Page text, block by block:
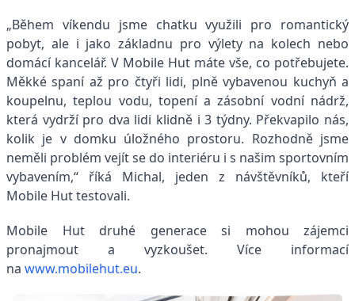
„Během víkendu jsme chatku využili pro romantický
pobyt, ale i jako základnu pro výlety na kolech nebo
domácí kancelář. V Mobile Hut máte vše, co potřebujete.
Měkké spaní až pro čtyři lidi, plně vybavenou kuchyň a
koupelnu, teplou vodu, topení a zásobní vodní nádrž,
která vydrží pro dva lidi klidně i 3 týdny. Překvapilo nás,
kolik je v domku úložného prostoru. Rozhodně jsme
neměli problém vejít se do interiéru i s našim sportovním
vybavením,“ říká Michal, jeden z návštěvníků, kteří
Mobile Hut testovali.
Mobile Hut druhé generace si mohou zájemci
pronajmout a vyzkoušet. Více informací
na www.mobilehut.eu.